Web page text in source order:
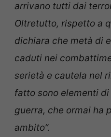
arrivano tutti dai
Oltretutto, rispetto a
dichiara che metà di
caduti nei
serietà e cautela nel
fatto sono elementi
guerra, che ormai ha
ambito”.